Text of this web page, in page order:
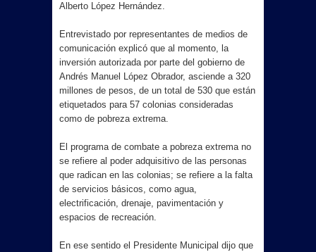
Alberto López Hernández.
Entrevistado por representantes de medios de
comunicación explicó que al momento, la
inversión autorizada por parte del gobierno de
Andrés Manuel López Obrador, asciende a 320
millones de pesos, de un total de 530 que están
etiquetados para 57 colonias consideradas
como de pobreza extrema.
El programa de combate a pobreza extrema no
se refiere al poder adquisitivo de las personas
que radican en las colonias; se refiere a la falta
de servicios básicos, como agua,
electrificación, drenaje, pavimentación y
espacios de recreación.
En ese sentido el Presidente Municipal dijo que